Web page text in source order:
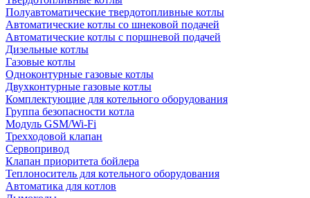
Полуавтоматические твердотопливные котлы
Автоматические котлы со шнековой подачей
Автоматические котлы с поршневой подачей
Дизельные котлы
Газовые котлы
Одноконтурные газовые котлы
Двухконтурные газовые котлы
Комплектующие для котельного оборудования
Группа безопасности котла
Модуль GSM/Wi-Fi
Трехходовой клапан
Сервопривод
Клапан приоритета бойлера
Теплоноситель для котельного оборудования
Автоматика для котлов